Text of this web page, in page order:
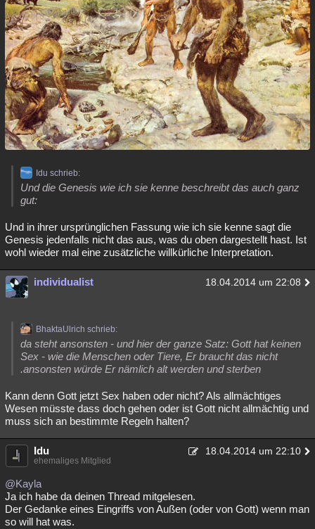
Idu schrieb:
Und die Genesis wie ich sie kenne beschreibt das auch ganz
gut:
Und in ihrer ursprünglichen Fassung wie ich sie kenne sagt die
Genesis jedenfalls nicht das aus, was du oben dargestellt hast. Ist
wohl wieder mal eine zusätzliche willkürliche Interpretation.
individualist 18.04.2014 um 22:08
BhaktaUlrich schrieb:
da steht ansonsten - und hier der ganze Satz: Gott hat keinen
Sex - wie die Menschen oder Tiere, Er braucht das nicht
.ansonsten würde Er nämlich alt werden und sterben
Kann denn Gott jetzt Sex haben oder nicht? Als allmächtiges
Wesen müsste dass doch gehen oder ist Gott nicht allmächtig und
muss sich an bestimmte Regeln halten?
Idu 18.04.2014 um 22:10
ehemaliges Mitglied
@Kayla
Ja ich habe da deinen Thread mitgelesen.
Der Gedanke eines Eingriffs von Außen (oder von Gott) wenn man
so will hat was.